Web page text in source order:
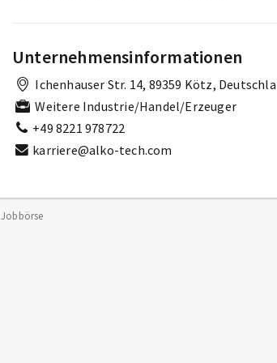
Unternehmensinformationen
Ichenhauser Str. 14, 89359 Kötz,
Weitere Industrie/Handel/Erzeuger
+49 8221 978722
karriere@alko-tech.com
Jobbörse